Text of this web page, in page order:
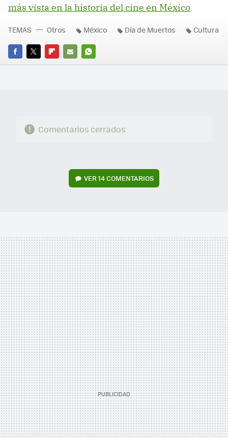
más vista en la historia del cine en México
FACEBOOK
TWITTERFLIPBOARD
E-
WHATSAPP
TEMAS Otros México Día de Muertos Cultura
Comentarios cerrados
VER14 COMENTARIOS